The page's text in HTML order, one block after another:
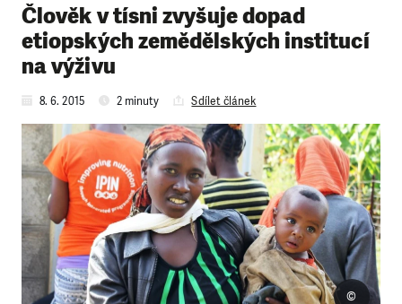
Člověk v tísni zvyšuje dopad
etiopských zemědělských institucí
na výživu
8. 6. 2015 2 minuty Sdílet článek
©